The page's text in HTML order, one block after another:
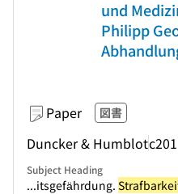
und
Philipp
Paper 図書
Duncker & Humblot
Subject Heading
...itsgefährdung.